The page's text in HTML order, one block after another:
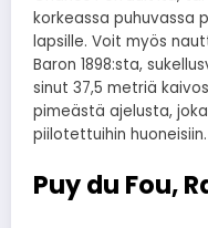
korkeassa puhuvassa
lapsille. Voit myös
Baron 1898:sta,
sinut 37,5 metriä
pimeästä ajelusta,
piilotettuihin huoneisiin.
Puy du Fou,